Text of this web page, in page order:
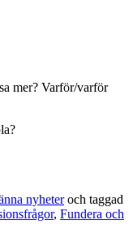
mer? Varför/varför
nyheteroch taggad
, Fundera och